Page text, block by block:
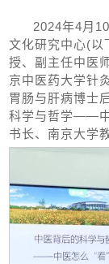
2024年4月
文化研究中心(以
授、副主任中医
京中医药大学针
胃肠与肝病博士
科学与哲学——中
书长、南京大学